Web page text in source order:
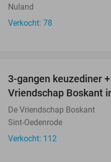
Nuland
Verkocht: 78
3-gangen keuzediner
Vriendschap Boskant
De Vriendschap Boskant
Sint-Oedenrode
Verkocht: 112